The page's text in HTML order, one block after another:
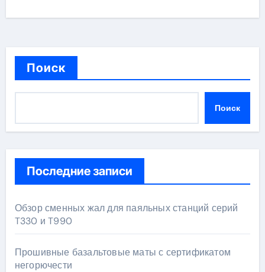
Поиск
Поиск
Последние записи
Обзор сменных жал для паяльных станций серий
T330 и T990
Прошивные базальтовые маты с сертификатом
негорючести